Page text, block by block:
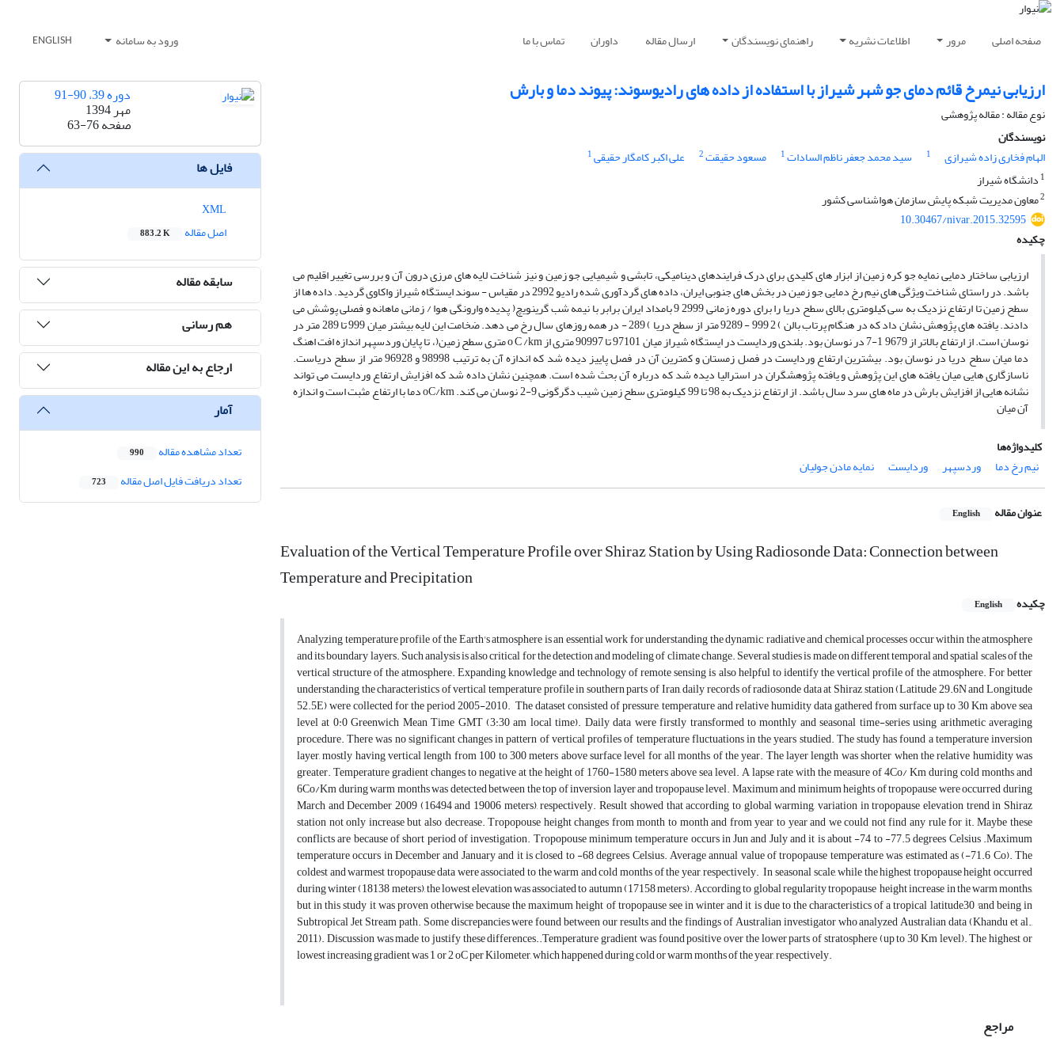
صفحه اصلی مرور اطلاعات نشریه راهنمای نویسندگان ارسال مقاله داوران تماس با ما ورود به سامانه ENGLISH
ارزیابی نیمرخ قائم دمای جو شهر شیراز با استفاده از داده های رادیوسوند: پیوند دما و بارش
نوع مقاله : مقاله پژوهشی
نویسندگان
الهام فخاری زاده شیرازی
1 سید محمد جعفر ناظم السادات1 مسعود حقیقت2 علی اکبر کامگار حقیقی1
1 دانشگاه شیراز
2معاون مدیریت شبکه پایش سازمان هواشناسی کشور
10.30467/nivar.2015.32595
چکیده
ارزیابی ساختار دمایی نمایه جو کره زمین از ابزار های کلیدی برای درک فرایندهای دینامیکی، تابشی و شیمیایی جو زمین و نیز شناخت لایه های مرزی درون آن و بررسی تغییر اقلیم می
باشد. در راستای شناخت ویژگی های نیم رخ دمایی جو زمین در بخش های جنوبی ایران، داده های گردآوری شده رادیو 2992 در مقیاس - سوند ایستگاه شیراز واکاوی گردید. داده ها از
سطح زمین تا ارتفاع نزدیک به سی کیلومتری بالای سطح دریا را برای دوره زمانی 2999 9 بامداد ایران برابر با نیمه شب گرینویچ( پدیده وارونگی هوا / زمانی ماهانه و فصلی پوشش می
دادند. یافته های پژوهش نشان داد که در هنگام پرتاب بالن ) 2 999 - 9289 متر از سطح دریا ) 289 - در همه روزهای سال رخ می دهد. ضخامت این لایه بیشتر میان 999 تا 289 متر در
نوسان است. از ارتفاع بالاتر از 9679 1-7 در نوسان بود. بلندی وردایست در ایستگاه شیراز میان 97101 تا 90997 متری از o C /km متری سطح زمین(، تا پایان وردسپهر اندازه افت اهنگ
دما میان سطح دریا در نوسان بود. بیشترین ارتفاع وردایست در فصل زمستان و کمترین آن در فصل پاییز دیده شد که اندازه آن به ترتیب 98998 و 96928 متر از سطح دریاست.
ناسازگاری هایی میان یافته های این پژوهش و یافته پژوهشگران در استرالیا دیده شد که درباره آن بحث شده است. همچنین نشان داده شد که افزایش ارتفاع وردایست می تواند
نشانه هایی از افزایش بارش در ماه های سرد سال باشد. از ارتفاع نزدیک به 98 تا 99 کیلومتری سطح زمین شیب دگرگونی 9-2 نوسان می کند. oC/km دما با ارتفاع مثبت است و اندازه
آن میان
کلیدواژه‌ها
نیم رخ دما
وردسپهر وردایست نمایه مادن جولیان
عنوان مقاله English
Evaluation of the Vertical Temperature Profile over Shiraz Station by Using Radiosonde Data: Connection between
Temperature and Precipitation
چکیده English
Analyzing temperature profile of the Earth's atmosphere is an essential work for understanding the dynamic, radiative and chemical processes occur within the atmosphere
and its boundary layers. Such analysis is also critical for the detection and modeling of climate change. Several studies is made on different temporal and spatial scales of the
vertical structure of the atmosphere. Expanding knowledge and technology of remote sensing is also helpful to identify the vertical profile of the atmosphere. For better
understanding the characteristics of vertical temperature profile in southern parts of Iran, daily records of radiosonde data at Shiraz station (Latitude 29.6N and Longitude
52.5E) were collected for the period 2005-2010. The dataset consisted of pressure, temperature and relative humidity data gathered from surface up to 30 Km above sea
level at 0:0 Greenwich Mean Time GMT (3:30 am local time). Daily data were firstly transformed to monthly and seasonal time-series using arithmetic averaging
procedure. There was no significant changes in pattern of vertical profiles of temperature fluctuations in the years studied. The study has found a temperature inversion
layer, mostly having vertical length from 100 to 300 meters above surface level for all months of the year. The layer length was shorter when the relative humidity was
greater. Temperature gradient changes to negative at the height of 1760-1580 meters above sea level. A lapse rate with the measure of 4Co/ Km during cold months and
6Co/Km during warm months was detected between the top of inversion layer and tropopause level. Maximum and minimum heights of tropopause were occurred during
March and December 2009 (16494 and 19006 meters), respectively. Result showed that according to global warming, variation in tropopause elevation trend in Shiraz
station not only increase but also decrease. Tropopouse height changes from month to month and from year to year and we could not find any rule for it. Maybe these
conflicts are because of short period of investigation. Tropopouse minimum temperature occurs in Jun and July and it is about -74 to -77.5 degrees Celsius .Maximum
temperature occurs in December and January and it is closed to -68 degrees Celsius. Average annual value of tropopause temperature was estimated as (-71.6 Co). The
coldest and warmest tropopause data were associated to the warm and cold months of the year, respectively. In seasonal scale, while the highest tropopause height occurred
during winter (18138 meters), the lowest elevation was associated to autumn (17158 meters). According to global regularity tropopause height increase in the warm months,
but in this study it was proven otherwise because the maximum height of tropopause see in winter and it is due to the characteristics of a tropical latitude30 °and being in
Subtropical Jet Stream path. Some discrepancies were found between our results and the findings of Australian investigator who analyzed Australian data (Khandu et al.,
2011). Discussion was made to justify these differences..Temperature gradient was found positive over the lower parts of stratosphere (up to 30 Km level). The highest or
lowest increasing gradient was 1 or 2 oC per Kilometer, which happened during cold or warm months of the year, respectively.
مراجع
دوره 39، 90-91
مهر 1394
صفحه63-76
فایل ها
اصل مقاله
883.2 K
سابقه مقاله
هم رسانی
ارجاع به این مقاله
آمار
تعداد مشاهده مقاله 990
تعداد دریافت فایل اصل مقاله 723